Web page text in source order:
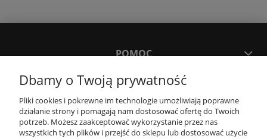
POMOC
MOJE KONTO
PŁATNOŚCI I DOSTAWA
Dbamy o Twoją prywatność
Pliki cookies i pokrewne im technologie umożliwiają poprawne
działanie strony i pomagają nam dostosować ofertę do Twoich
potrzeb. Możesz zaakceptować wykorzystanie przez nas
wszystkich tych plików i przejść do sklepu lub dostosować użycie